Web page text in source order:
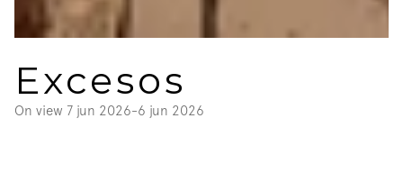
Excesos
On view 7 jun 2026-6 jun 2026